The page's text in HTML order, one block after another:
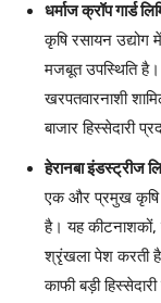
धर्माज क्रॉप
कृषि रसायन उद्योग
मजबूत उपस्थिति
खरपतवारनाशी
बाजार हिस्सेदारी
हेरानबा
एक और प्रमुख कृषि
है। यह कीटनाशकों,
श्रृंखला पेश करती
काफी बड़ी